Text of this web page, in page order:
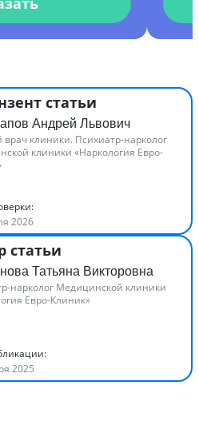
статьи
Андрей Львович
врач клиники. Психиатр-нарколог
клиники «Наркология Евро-
2026
статьи
Татьяна Викторовна
нарколог Медицинской клиники
Евро-Клиник»
2025